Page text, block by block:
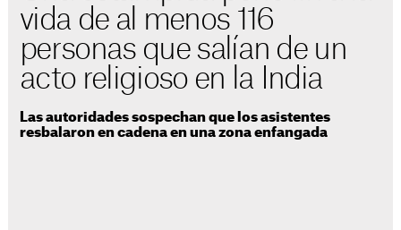
vida de al menos 116
personas que salían de un
acto religioso en la India
Las autoridades sospechan que los asistentes
resbalaron en cadena en una zona enfangada